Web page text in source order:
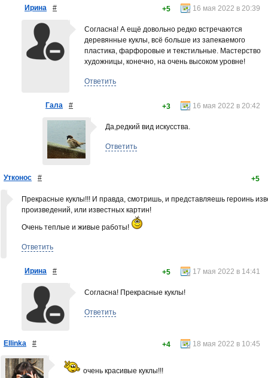
Ирина # 16 мая 2022 в 20:39
+5
Согласна! А ещё довольно редко встречаются
деревянные куклы, всё больше из запекаемого
пластика, фарфоровые и текстильные. Мастерство
художницы, конечно, на очень высоком уровне!
Ответить
Гала # 16 мая 2022 в 20:42
+3
Да,редкий вид искусства.
Ответить
Утконос # +5
Прекрасные куклы!!! И правда, смотришь, и представляешь героинь
произведений, или известных картин!
Очень теплые и живые работы!
Ответить
Ирина # 17 мая 2022 в 14:41
+5
Согласна! Прекрасные куклы!
Ответить
Ellinka # 18 мая 2022 в 10:45
+4
очень красивые куклы!!!